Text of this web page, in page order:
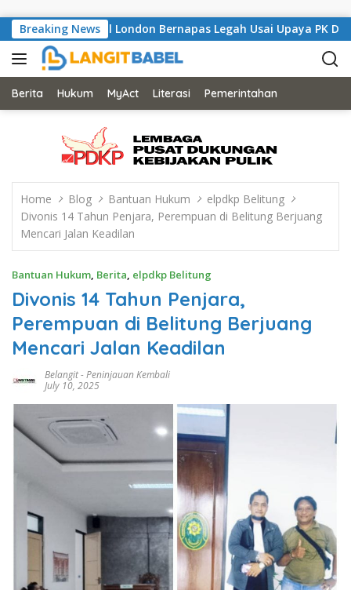
Breaking News
Asal London Bernapas Legah Usai Upaya PK Dikabulkan
Berita Hukum MyAct Literasi Pemerintahan
Home Blog Bantuan Hukum
elpdkp Belitung
Divonis 14 Tahun Penjara, Perempuan di Belitung Berjuang
Mencari Jalan Keadilan
Bantuan Hukum, Berita, elpdkp Belitung
Divonis 14 Tahun Penjara,
Perempuan di Belitung Berjuang
Mencari Jalan Keadilan
Belangit-Peninjauan Kembali
July 10, 2025